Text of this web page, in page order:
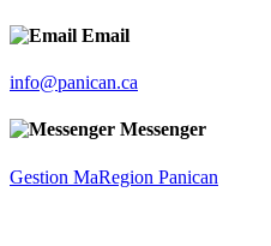
Email
info@panican.ca
Messenger
Gestion MaRegion Panican